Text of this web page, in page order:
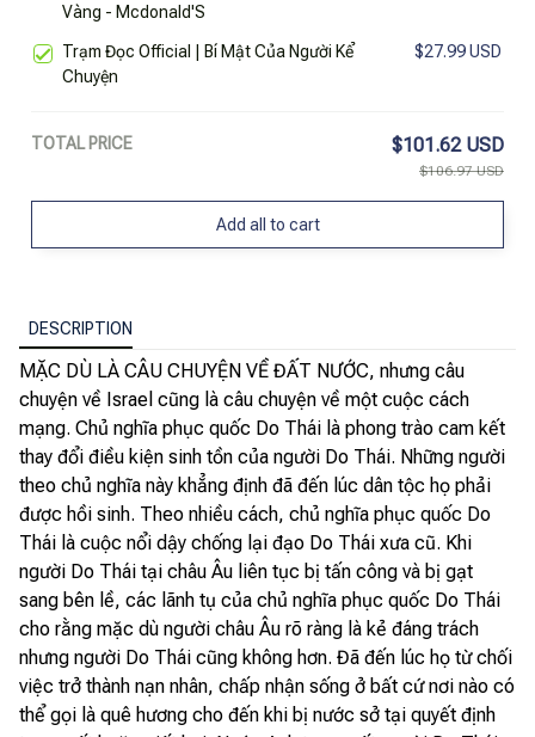
Vàng - Mcdonald'S
Trạm Đọc Official | Bí Mật Của Người Kể
Chuyện
$27.99 USD
TOTAL PRICE $101.62 USD
$106.97 USD
Add all to cart
DESCRIPTION
MẶC DÙ LÀ CÂU CHUYỆN VỀ ĐẤT NƯỚC, nhưng câu
chuyện về Israel cũng là câu chuyện về một cuộc cách
mạng. Chủ nghĩa phục quốc Do Thái là phong trào cam kết
thay đổi điều kiện sinh tồn của người Do Thái. Những người
theo chủ nghĩa này khẳng định đã đến lúc dân tộc họ phải
được hồi sinh. Theo nhiều cách, chủ nghĩa phục quốc Do
Thái là cuộc nổi dậy chống lại đạo Do Thái xưa cũ. Khi
người Do Thái tại châu Âu liên tục bị tấn công và bị gạt
sang bên lề, các lãnh tụ của chủ nghĩa phục quốc Do Thái
cho rằng mặc dù người châu Âu rõ ràng là kẻ đáng trách
nhưng người Do Thái cũng không hơn. Đã đến lúc họ từ chối
việc trở thành nạn nhân, chấp nhận sống ở bất cứ nơi nào có
thể gọi là quê hương cho đến khi bị nước sở tại quyết định